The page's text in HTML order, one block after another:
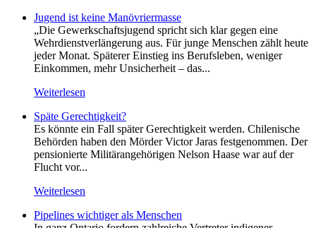
Jugend ist keine Manövriermasse
„Die Gewerkschaftsjugend spricht sich klar gegen eine
Wehrdienstverlängerung aus. Für junge Menschen zählt heute
jeder Monat. Späterer Einstieg ins Berufsleben, weniger
Einkommen, mehr Unsicherheit – das...
Weiterlesen
Späte Gerechtigkeit?
Es könnte ein Fall später Gerechtigkeit werden. Chilenische
Behörden haben den Mörder Victor Jaras festgenommen. Der
pensionierte Militärangehörigen Nelson Haase war auf der
Flucht vor...
Weiterlesen
Pipelines wichtiger als Menschen